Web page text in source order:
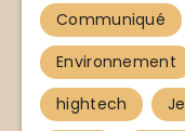
Communiqué
Environnement
hightech